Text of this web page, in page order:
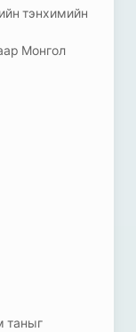
тэнхимийн
Монгол